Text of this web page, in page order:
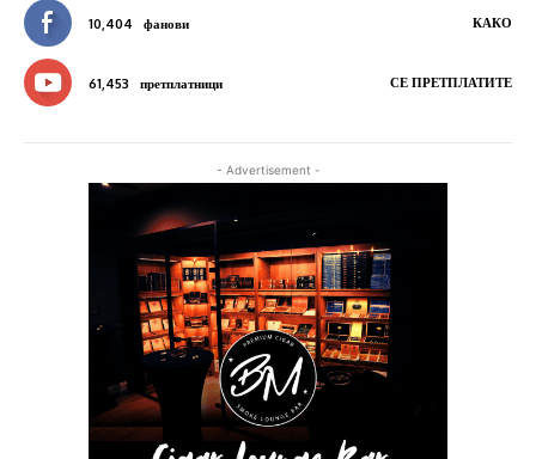
10,404 фанови КАКО
61,453 претплатници СЕ ПРЕТПЛАТИТЕ
- Advertisement -